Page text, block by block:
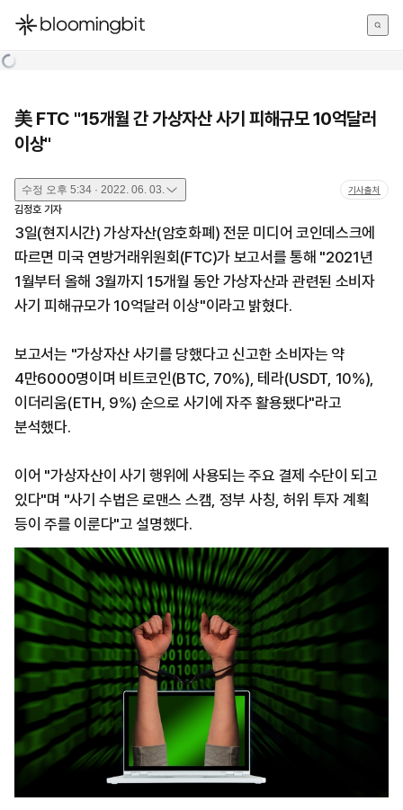
한국어
美 FTC "15개월 간 가상자산 사기 피해규모 10억달러
이상"
수정 오후 5:34 · 2022. 06. 03. 기사출처
김정호 기자
3일(현지시간) 가상자산(암호화폐) 전문 미디어 코인데스크에
따르면 미국 연방거래위원회(FTC)가 보고서를 통해 "2021년
1월부터 올해 3월까지 15개월 동안 가상자산과 관련된 소비자
사기 피해규모가 10억달러 이상"이라고 밝혔다.
보고서는 "가상자산 사기를 당했다고 신고한 소비자는 약
4만6000명이며 비트코인(BTC, 70%), 테라(USDT, 10%),
이더리움(ETH, 9%) 순으로 사기에 자주 활용됐다"라고
분석했다.
이어 "가상자산이 사기 행위에 사용되는 주요 결제 수단이 되고
있다"며 "사기 수법은 로맨스 스캠, 정부 사칭, 허위 투자 계획
등이 주를 이룬다"고 설명했다.